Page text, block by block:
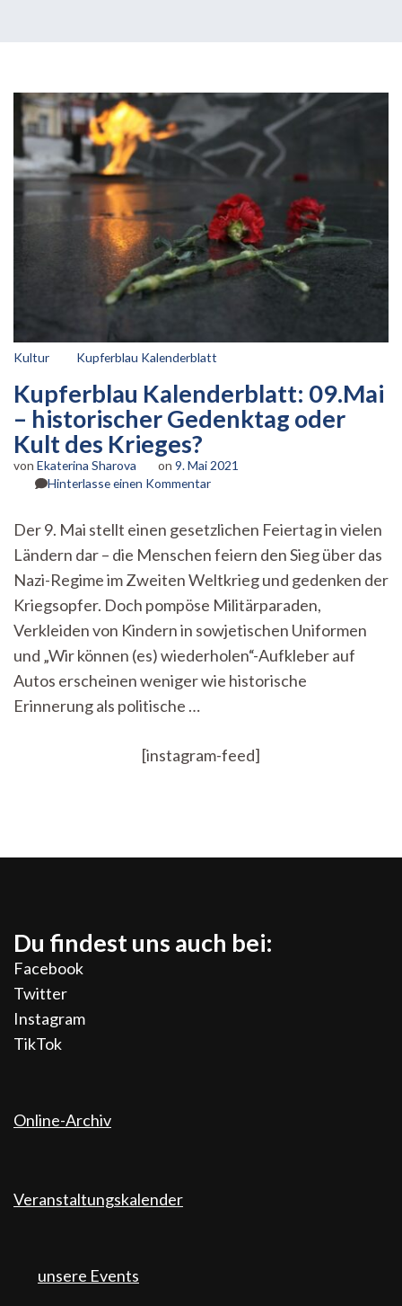
Kultur Kupferblau Kalenderblatt
Kupferblau Kalenderblatt: 09.Mai
– historischer Gedenktag oder
Kult des Krieges?
von Ekaterina Sharova on 9. Mai 2021
Hinterlasse einen Kommentarzu
09.Mai
–
historischer
Gedenktag
oder
Kult
des
Krieges?
Der 9. Mai stellt einen gesetzlichen Feiertag in vielen
Ländern dar – die Menschen feiern den Sieg über das
Nazi-Regime im Zweiten Weltkrieg und gedenken der
Kriegsopfer. Doch pompöse Militärparaden,
Verkleiden von Kindern in sowjetischen Uniformen
und „Wir können (es) wiederholen“-Aufkleber auf
Autos erscheinen weniger wie historische
Erinnerung als politische …
[instagram-feed]
Du findest uns auch bei:
Facebook
Twitter
Instagram
TikTok
Online-Archiv
Veranstaltungskalender
unsere Events